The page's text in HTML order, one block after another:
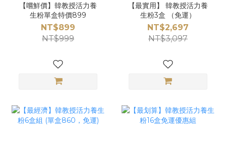
【嚐鮮價】韓教授活力養
生粉單盒特價899
NT$899
NT$999
【最實用】 韓教授活力養
生粉3盒 （免運）
NT$2,697
NT$3,097